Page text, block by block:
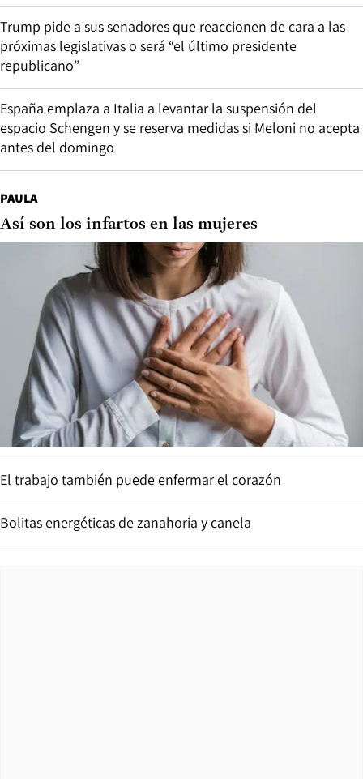
Trump pide a sus senadores que reaccionen de cara a las
próximas legislativas o será “el último presidente
republicano”
España emplaza a Italia a levantar la suspensión del
espacio Schengen y se reserva medidas si Meloni no acepta
antes del domingo
PAULA
Así son los infartos en las mujeres
El trabajo también puede enfermar el corazón
Bolitas energéticas de zanahoria y canela